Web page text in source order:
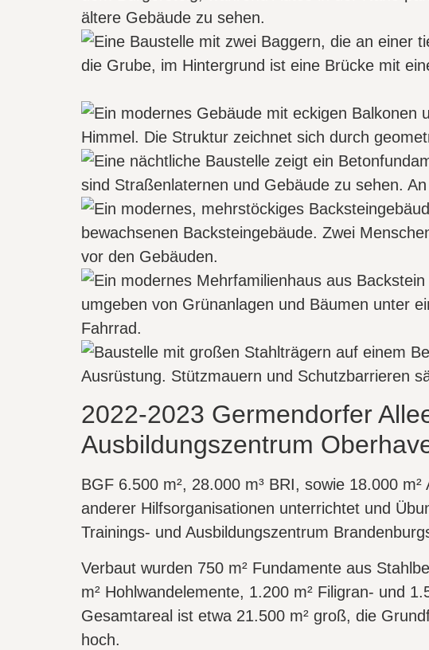
2022-2023 Germendorfer
Ausbildungszentrum
BGF 6.500 m², 28.000 m³ BRI, sowie 18.000
anderer Hilfsorganisationen unterrichtet und
Trainings- und Ausbildungszentrum
Verbaut wurden 750 m² Fundamente aus
m² Hohlwandelemente, 1.200 m² Filigran- und
Gesamtareal ist etwa 21.500 m² groß, die
hoch.